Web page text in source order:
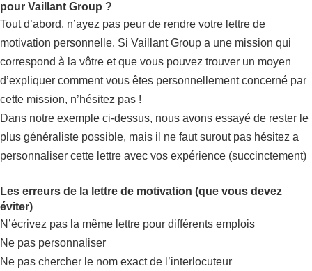
pour Vaillant Group ?
Tout d’abord, n’ayez pas peur de rendre votre lettre de
motivation personnelle. Si Vaillant Group a une mission qui
correspond à la vôtre et que vous pouvez trouver un moyen
d’expliquer comment vous êtes personnellement concerné par
cette mission, n’hésitez pas !
Dans notre exemple ci-dessus, nous avons essayé de rester le
plus généraliste possible, mais il ne faut surout pas hésitez a
personnaliser cette lettre avec vos expérience (succinctement)
Les erreurs de la lettre de motivation (que vous devez
éviter)
N’écrivez pas la même lettre pour différents emplois
Ne pas personnaliser
Ne pas chercher le nom exact de l’interlocuteur